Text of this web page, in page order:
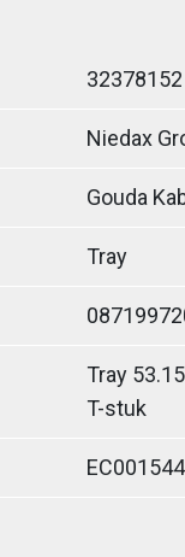
32378152
Niedax
Gouda
Tray
Tray
T-stuk